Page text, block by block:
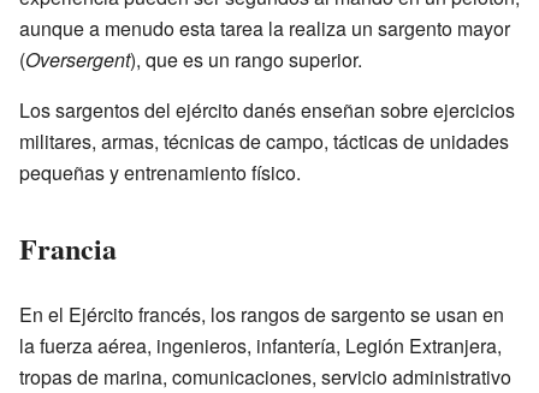
aunque a menudo esta tarea la realiza un sargento mayor
(Oversergent), que es un rango superior.
Los sargentos del ejército danés enseñan sobre ejercicios
militares, armas, técnicas de campo, tácticas de unidades
pequeñas y entrenamiento físico.
Francia
En el Ejército francés, los rangos de sargento se usan en
la fuerza aérea, ingenieros, infantería, Legión Extranjera,
tropas de marina, comunicaciones, servicio administrativo